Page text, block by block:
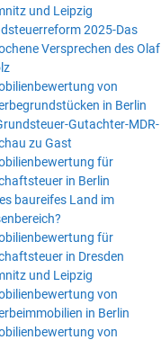
und Leipzig
2025-Das
Versprechen des Olaf
von
in Berlin
Gutachter-MDR-
zu Gast
für
in Berlin
baureifes Land im
für
in Dresden
und Leipzig
von
in Berlin
von